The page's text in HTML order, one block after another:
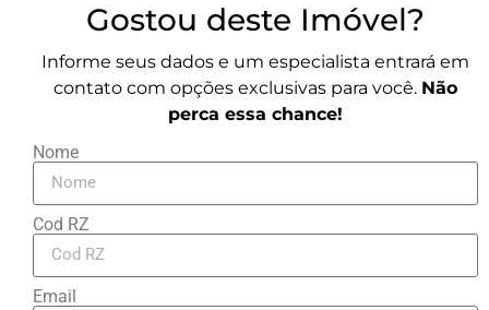
Gostou deste Imóvel?
Informe seus dados e um especialista entrará em
contato com opções exclusivas para você. Não
perca essa chance!
Nome
Cod RZ
Email